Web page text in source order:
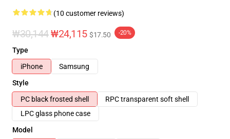
(10 customer reviews)
₩30,144₩24,115 $17.50 -20%
Type
iPhone
Samsung
Style
PC black frosted shell
RPC transparent soft shell
LPC glass phone case
Model